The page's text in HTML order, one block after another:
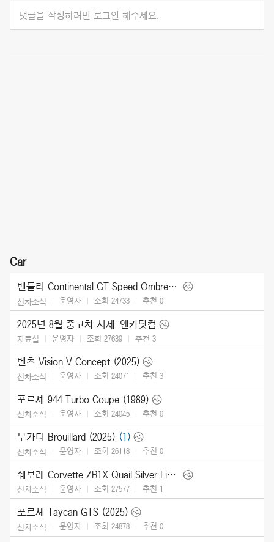
댓글을 작성하려면 로그인 해주세요.
Car
벤틀리 Continental GT Speed Ombre by Mulliner (2025)
신차소식 운영자 조회 24733 추천 0
2025년 8월 중고차 시세-엔카닷컴
자료실 운영자 조회 27639 추천 3
벤츠 Vision V Concept (2025)
신차소식 운영자 조회 24071 추천 3
포르셰 944 Turbo Coupe (1989)
신차소식 운영자 조회 24045 추천 0
부가티 Brouillard (2025) (1)
신차소식 운영자 조회 26118 추천 0
쉐보레 Corvette ZR1X Quail Silver Limited Edition (2026)
신차소식 운영자 조회 27577 추천 1
포르셰 Taycan GTS (2025)
신차소식 운영자 조회 24878 추천 0